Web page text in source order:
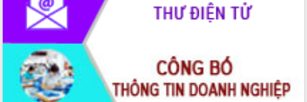
Rà soát, hoàn thiện hệ thống thiết chế
văn hóa, thể thao đáp ứng yêu cầu
phát triển mới
Thường trực HĐND tỉnh Đắk Lắk gặp
mặt Đoàn chuyên gia y tế TP. Hồ Chí
Minh